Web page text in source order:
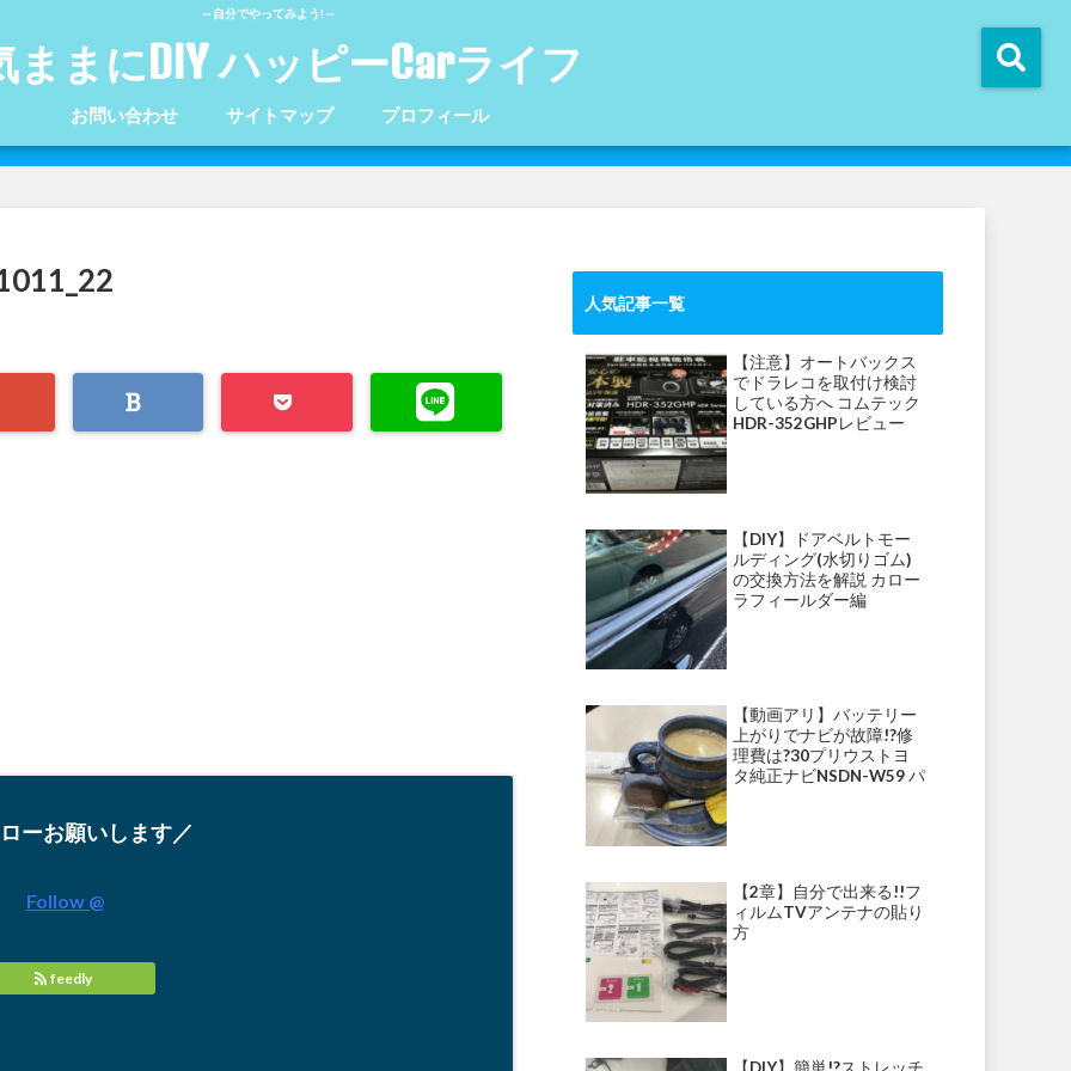
～自分でやってみよう!～
ままにDIY ハッピーCarライフ
お問い合わせ サイトマップ プロフィール
ーお願いします／
Follow @
feedly
人気記事一覧
【注意】オートバックス
でドラレコを取付け検討
している方へ コムテック
HDR-352GHPレビュー
【DIY】ドアベルトモー
ルディング(水切りゴム)
の交換方法を解説 カロー
ラフィールダー編
【動画アリ】バッテリー
上がりでナビが故障!?修
理費は?30プリウストヨ
タ純正ナビNSDN-W59 パ
【2章】自分で出来る!!フ
ィルムTVアンテナの貼り
方